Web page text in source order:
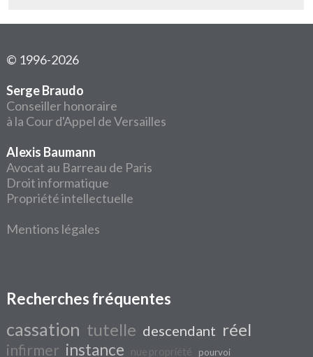
© 1996-2026
Serge Braudo
Conseiller honoraire
à la Cour d'Appel de Versailles
Alexis Baumann
Avocat au Barreau de Paris
Droit informatique
Propriété intellectuelle
Mentions légales
Recherches fréquentes
cassation tutelle descendant réel
infirmer instance nue propriété pourvoi